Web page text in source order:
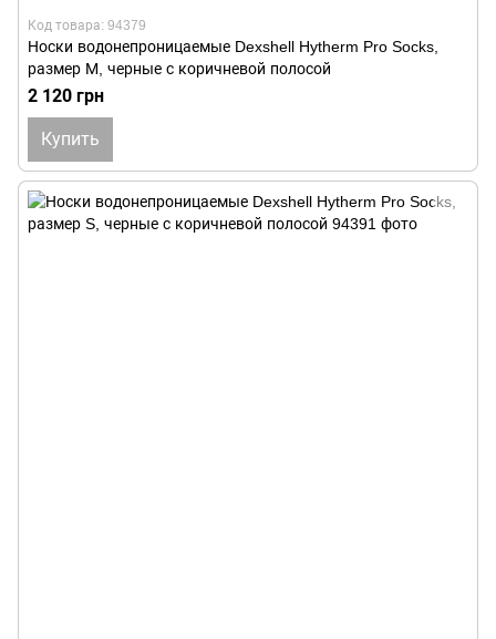
Код товара: 94379
Носки водонепроницаемые Dexshell Hytherm Pro Socks,
размер М, черные с коричневой полосой
2 120 грн
Купить